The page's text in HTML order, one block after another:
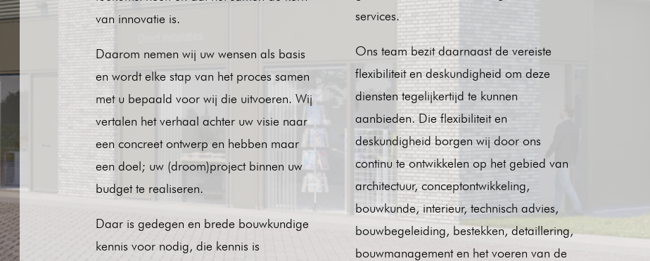
van innovatie is.
Daarom nemen wij uw wensen als basis
en wordt elke stap van het proces samen
met u bepaald voor wij die uitvoeren. Wij
vertalen het verhaal achter uw visie naar
een concreet ontwerp en hebben maar
een doel; uw (droom)project binnen uw
budget te realiseren.
Daar is gedegen en brede bouwkundige
kennis voor nodig, die kennis is
services.
Ons team bezit daarnaast de vereiste
flexibiliteit en deskundigheid om deze
diensten tegelijkertijd te kunnen
aanbieden. Die flexibiliteit en
deskundigheid borgen wij door ons
continu te ontwikkelen op het gebied van
architectuur, conceptontwikkeling,
bouwkunde, interieur, technisch advies,
bouwbegeleiding, bestekken, detaillering,
bouwmanagement en het voeren van de